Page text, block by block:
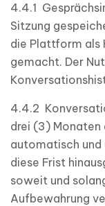
4.4.1
Sitzung
die Plattform als
gemacht. Der
4.4.2
drei (3) Monaten
automatisch und
diese Frist
soweit und
Aufbewahrung